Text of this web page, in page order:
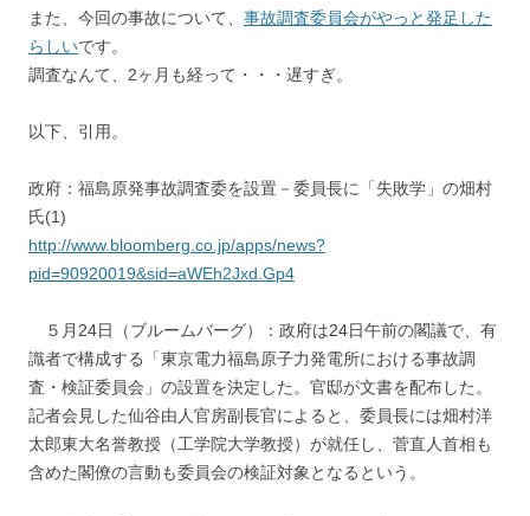
また、今回の事故について、 事故調査委員会がやっと発足した
らしいです。
調査なんて、2ヶ月も経って・・・遅すぎ。
以下、引用。
政府：福島原発事故調査委を設置－委員長に「失敗学」の畑村
氏(1)
http://www.bloomberg.co.jp/apps/news?
pid=90920019&sid=aWEh2Jxd.Gp4
５月24日（ブルームバーグ）：政府は24日午前の閣議で、有
識者で構成する「東京電力福島原子力発電所における事故調
査・検証委員会」の設置を決定した。官邸が文書を配布した。
記者会見した仙谷由人官房副長官によると、委員長には畑村洋
太郎東大名誉教授（工学院大学教授）が就任し、菅直人首相も
含めた閣僚の言動も委員会の検証対象となるという。